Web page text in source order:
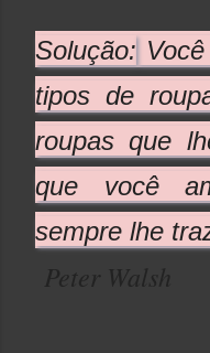
Solução:
tipos de
roupas que
que você
sempre lhe
Peter Walsh